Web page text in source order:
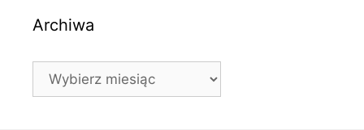
Archiwa
Archiwa